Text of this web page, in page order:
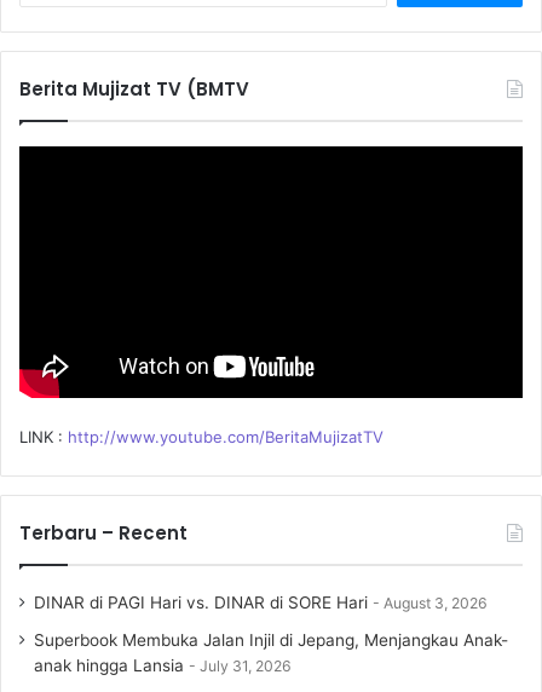
f
o
Berita Mujizat TV (BMTV
LINK : http://www.youtube.com/BeritaMujizatTV
Terbaru – Recent
DINAR di PAGI Hari vs. DINAR di SORE Hari August 3, 2026
Superbook Membuka Jalan Injil di Jepang, Menjangkau Anak-
anak hingga Lansia
July 31, 2026